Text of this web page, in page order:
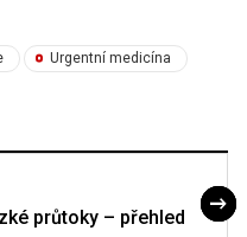
Urgentní medicína
průtoky – přehled